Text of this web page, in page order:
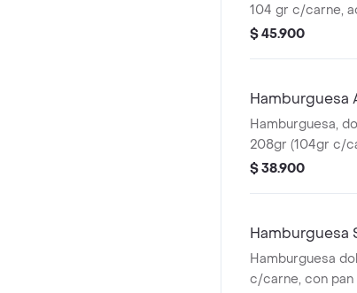
104 gr c/carne,
medianas y
$ 45.900
Hamburguesa
Hamburguesa,
208gr (104gr c/
cheddar y
$ 38.900
Hamburguesa
Hamburguesa
c/carne, con